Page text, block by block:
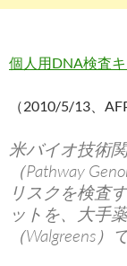
個人用DNA検査
（2010/5/13、
米バイオ技術
（Pathway
リスクを検査
ットを、大手
（Walgreens